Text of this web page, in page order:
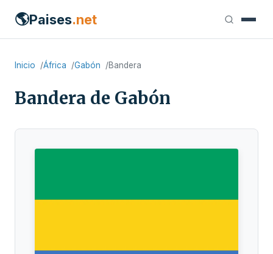
🌎Paises.net
Inicio África Gabón Bandera
Bandera de Gabón